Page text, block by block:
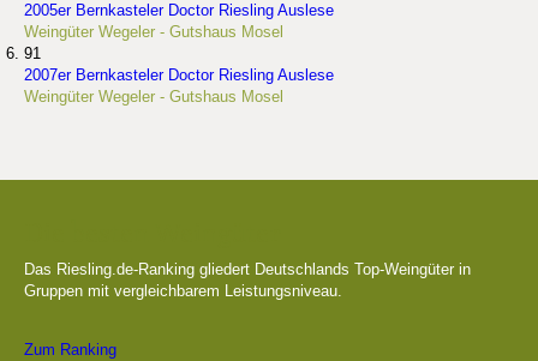
2005er Bernkasteler Doctor Riesling Auslese
Weingüter Wegeler - Gutshaus Mosel
91
2007er Bernkasteler Doctor Riesling Auslese
Weingüter Wegeler - Gutshaus Mosel
Das Riesling.de-Ranking gliedert Deutschlands Top-Weingüter in
Gruppen mit vergleichbarem Leistungsniveau.
Zum Ranking